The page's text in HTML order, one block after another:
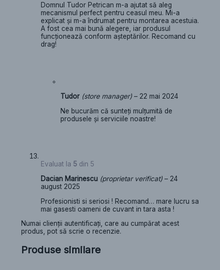
Domnul Tudor Petrican m-a ajutat să aleg
mecanismul perfect pentru ceasul meu. Mi-a
explicat și m-a îndrumat pentru montarea acestuia.
A fost cea mai bună alegere, iar produsul
funcționează conform așteptărilor. Recomand cu
drag!
Tudor (store manager) – 22 mai 2024
Ne bucurăm că sunteți mulțumită de
produsele și serviciile noastre!
Evaluat la 5din 5
Dacian Marinescu (proprietar verificat) – 24
august 2025
Profesionisti si seriosi ! Recomand… mare lucru sa
mai gasesti oameni de cuvant in tara asta !
Numai clienții autentificați, care au cumpărat acest
produs, pot să scrie o recenzie.
Produse similare